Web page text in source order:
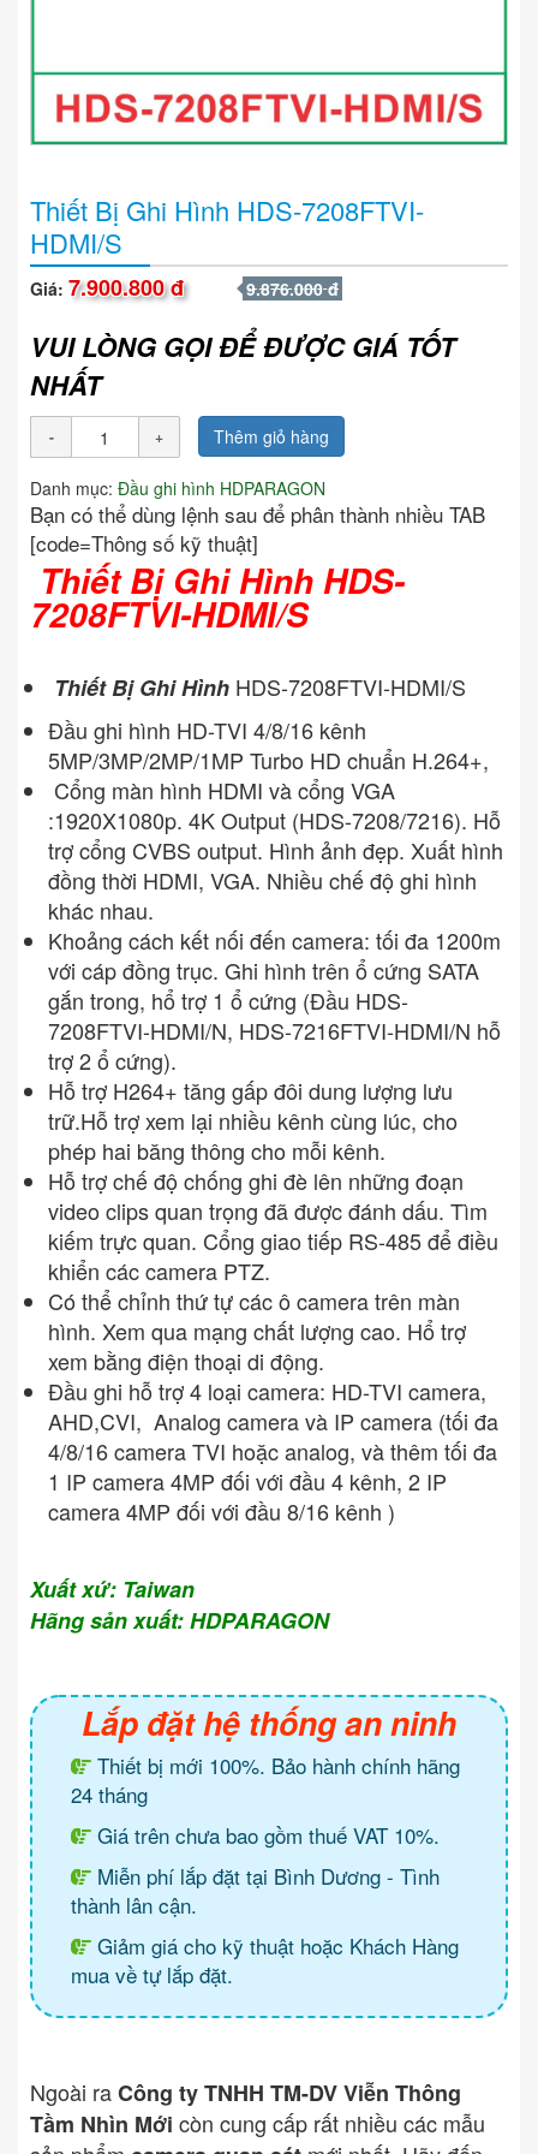
Thiết Bị Ghi Hình HDS-7208FTVI-
HDMI/S
Giá: 7.900.800 đ 9.876.000 đ
VUI LÒNG GỌI ĐỂ ĐƯỢC GIÁ TỐT
NHẤT
Thêm giỏ hàng
Danh mục: Đầu ghi hình HDPARAGON
Bạn có thể dùng lệnh sau để phân thành nhiều TAB
[code=Thông số kỹ thuật]
Thiết Bị Ghi Hình HDS-
7208FTVI-HDMI/S
Thiết Bị Ghi Hình HDS-7208FTVI-HDMI/S
Đầu ghi hình HD-TVI 4/8/16 kênh
5MP/3MP/2MP/1MP Turbo HD chuẩn H.264+,
Cổng màn hình HDMI và cổng VGA
:1920X1080p. 4K Output (HDS-7208/7216). Hỗ
trợ cổng CVBS output. Hình ảnh đẹp. Xuất hình
đồng thời HDMI, VGA. Nhiều chế độ ghi hình
khác nhau.
Khoảng cách kết nối đến camera: tối đa 1200m
với cáp đồng trục. Ghi hình trên ổ cứng SATA
gắn trong, hổ trợ 1 ổ cứng (Đầu HDS-
7208FTVI-HDMI/N, HDS-7216FTVI-HDMI/N hỗ
trợ 2 ổ cứng).
Hỗ trợ H264+ tăng gấp đôi dung lượng lưu
trữ.Hỗ trợ xem lại nhiều kênh cùng lúc, cho
phép hai băng thông cho mỗi kênh.
Hỗ trợ chế độ chống ghi đè lên những đoạn
video clips quan trọng đã được đánh dấu. Tìm
kiếm trực quan. Cổng giao tiếp RS-485 để điều
khiển các camera PTZ.
Có thể chỉnh thứ tự các ô camera trên màn
hình. Xem qua mạng chất lượng cao. Hổ trợ
xem bằng điện thoại di động.
Đầu ghi hỗ trợ 4 loại camera: HD-TVI camera,
AHD,CVI, Analog camera và IP camera (tối đa
4/8/16 camera TVI hoặc analog, và thêm tối đa
1 IP camera 4MP đối với đầu 4 kênh, 2 IP
camera 4MP đối với đầu 8/16 kênh )
Xuất xứ: Taiwan
Hãng sản xuất: HDPARAGON
Lắp đặt hệ thống an ninh
Thiết bị mới 100%. Bảo hành chính hãng
24 tháng
Giá trên chưa bao gồm thuế VAT 10%.
Miễn phí lắp đặt tại Bình Dương - Tình
thành lân cận.
Giảm giá cho kỹ thuật hoặc Khách Hàng
mua về tự lắp đặt.
Ngoài raCông ty TNHH TM-DV Viễn Thông
Tầm Nhìn Mới còn cung cấp rất nhiều các mẫu